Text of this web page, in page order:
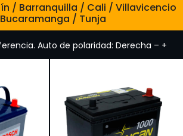
/ Barranquilla / Cali / Villavicencio
/ Tunja
Auto de polaridad: Derecha – +